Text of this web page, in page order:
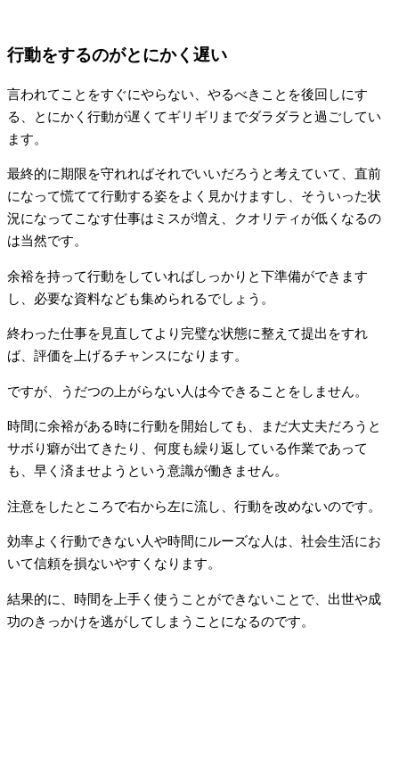
行動をするのがとにかく遅い
言われてことをすぐにやらない、やるべきことを後回しにす
る、とにかく行動が遅くてギリギリまでダラダラと過ごしてい
ます。
最終的に期限を守れればそれでいいだろうと考えていて、直前
になって慌てて行動する姿をよく見かけますし、そういった状
況になってこなす仕事はミスが増え、クオリティが低くなるの
は当然です。
余裕を持って行動をしていればしっかりと下準備ができます
し、必要な資料なども集められるでしょう。
終わった仕事を見直してより完璧な状態に整えて提出をすれ
ば、評価を上げるチャンスになります。
ですが、うだつの上がらない人は今できることをしません。
時間に余裕がある時に行動を開始しても、まだ大丈夫だろうと
サボり癖が出てきたり、何度も繰り返している作業であって
も、早く済ませようという意識が働きません。
注意をしたところで右から左に流し、行動を改めないのです。
効率よく行動できない人や時間にルーズな人は、社会生活にお
いて信頼を損ないやすくなります。
結果的に、時間を上手く使うことができないことで、出世や成
功のきっかけを逃がしてしまうことになるのです。